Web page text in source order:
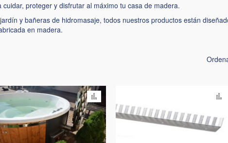
proteger y disfrutar al máximo tu casa de madera.
y bañeras de hidromasaje, todos nuestros productos están
en madera.
para
comparar